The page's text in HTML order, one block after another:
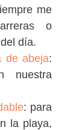
me
o
día.
de abeja:
nuestra
: para
la playa,